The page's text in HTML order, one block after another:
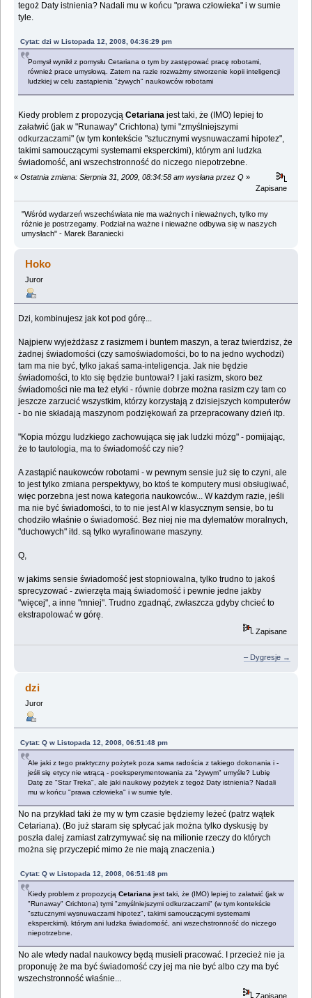
tegoż Daty istnienia? Nadali mu w końcu "prawa człowieka" i w sumie
tyle.
Cytat: dzi w Listopada 12, 2008, 04:36:29 pm
Pomysł wynikł z pomysłu Cetariana o tym by zastępować pracę robotami,
również prace umysłową. Zatem na razie rozważmy stworzenie kopii inteligencji
ludzkiej w celu zastąpienia "żywych" naukowców robotami
Kiedy problem z propozycjąCetariana jest taki, że (IMO) lepiej to
załatwić (jak w "Runaway" Crichtona) tymi "zmyślniejszymi
odkurzaczami" (w tym kontekście "sztucznymi wysnuwaczami hipotez",
takimi samouczącymi systemami eksperckimi), którym ani ludzka
świadomość, ani wszechstronność do niczego niepotrzebne.
« Ostatnia zmiana: Sierpnia 31, 2009, 08:34:58 am wysłana przez Q »
Zapisane
"Wśród wydarzeń wszechświata nie ma ważnych i nieważnych, tylko my
różnie je postrzegamy. Podział na ważne i nieważne odbywa się w naszych
umysłach" - Marek Baraniecki
Hoko
Juror
Dzi, kombinujesz jak kot pod górę...
Najpierw wyjeżdżasz z rasizmem i buntem maszyn, a teraz twierdzisz, że
żadnej świadomości (czy samoświadomości, bo to na jedno wychodzi)
tam ma nie być, tylko jakaś sama-inteligencja. Jak nie będzie
świadomości, to kto się będzie buntował? I jaki rasizm, skoro bez
świadomości nie ma też etyki - równie dobrze można rasizm czy tam co
jeszcze zarzucić wszystkim, którzy korzystają z dzisiejszych komputerów
- bo nie składają maszynom podziękowań za przepracowany dzień itp.
"Kopia mózgu ludzkiego zachowująca się jak ludzki mózg" - pomijając,
że to tautologia, ma to świadomość czy nie?
A zastąpić naukowców robotami - w pewnym sensie już się to czyni, ale
to jest tylko zmiana perspektywy, bo ktoś te komputery musi obsługiwać,
więc porzebna jest nowa kategoria naukowców... W każdym razie, jeśli
ma nie być świadomości, to to nie jest AI w klasycznym sensie, bo tu
chodziło właśnie o świadomość. Bez niej nie ma dylematów moralnych,
"duchowych" itd. są tylko wyrafinowane maszyny.
Q,
w jakims sensie świadomość jest stopniowalna, tylko trudno to jakoś
sprecyzować - zwierzęta mają świadomość i pewnie jedne jakby
"więcej", a inne "mniej". Trudno zgadnąć, zwłaszcza gdyby chcieć to
ekstrapolować w górę.
Zapisane
– Dygresje →
dzi
Juror
Cytat: Q w Listopada 12, 2008, 06:51:48 pm
Ale jaki z tego praktyczny pożytek poza sama radościa z takiego dokonania i -
jeśłi się etycy nie wtrącą - poeksperymentowania za "żywym" umyśle? Lubię
Datę ze "Star Treka", ale jaki naukowy pożytek z tegoż Daty istnienia? Nadali
mu w końcu "prawa człowieka" i w sumie tyle.
No na przykład taki że my w tym czasie będziemy leżeć (patrz wątek
Cetariana). (Bo już staram się spłycać jak można tylko dyskusję by
poszła dalej zamiast zatrzymywać się na milionie rzeczy do których
można się przyczepić mimo że nie mają znaczenia.)
Cytat: Q w Listopada 12, 2008, 06:51:48 pm
Kiedy problem z propozycjąCetariana jest taki, że (IMO) lepiej to załatwić (jak w
"Runaway" Crichtona) tymi "zmyślniejszymi odkurzaczami" (w tym kontekście
"sztucznymi wysnuwaczami hipotez", takimi samouczącymi systemami
eksperckimi), którym ani ludzka świadomość, ani wszechstronność do niczego
niepotrzebne.
No ale wtedy nadal naukowcy będą musieli pracować. I przecież nie ja
proponuję że ma być świadomość czy jej ma nie być albo czy ma być
wszechstronność właśnie...
Zapisane